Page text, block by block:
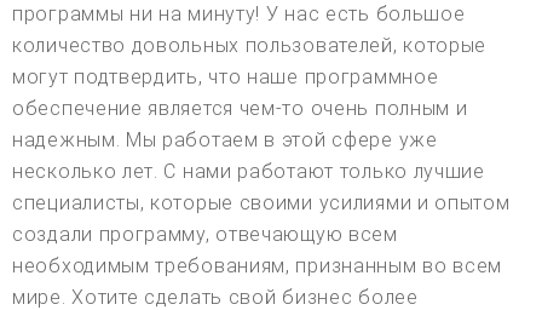
программы ни на минуту! У нас есть большое
количество довольных пользователей, которые
могут подтвердить, что наше программное
обеспечение является чем-то очень полным и
надежным. Мы работаем в этой сфере уже
несколько лет. С нами работают только лучшие
специалисты, которые своими усилиями и опытом
создали программу, отвечающую всем
необходимым требованиям, признанным во всем
мире. Хотите сделать свой бизнес более